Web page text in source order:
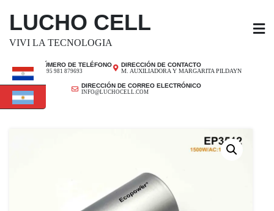
LUCHO CELL
VIVI LA TECNOLOGIA
NÚMERO DE TELÉFONO
+ 595 981 879693
DIRECCIÓN DE CONTACTO
M. AUXILIADORA Y MARGARITA PILDAYN
DIRECCIÓN DE CORREO ELECTRÓNICO
INFO@LUCHOCELL.COM